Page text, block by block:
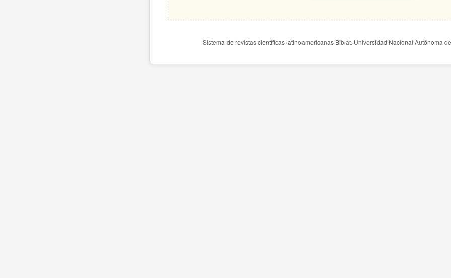
Sistema de revistas científicas latinoamericanas Biblat. Universidad Nacional Autónoma